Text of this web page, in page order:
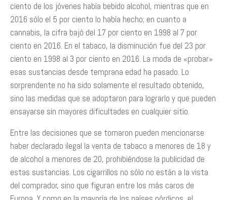
ciento de los jóvenes había bebido alcohol, mientras que en
2016 sólo el 5 por ciento lo había hecho; en cuanto a
cannabis, la cifra bajó del 17 por ciento en 1998 al 7 por
ciento en 2016. En el tabaco, la disminución fue del 23 por
ciento en 1998 al 3 por ciento en 2016. La moda de «probar»
esas sustancias desde temprana edad ha pasado. Lo
sorprendente no ha sido solamente el resultado obtenido,
sino las medidas que se adoptaron para lograrlo y que pueden
ensayarse sin mayores dificultades en cualquier sitio.
Entre las decisiones que se tomaron pueden mencionarse
haber declarado ilegal la venta de tabaco a menores de 18 y
de alcohol a menores de 20, prohibiéndose la publicidad de
estas sustancias. Los cigarrillos no sólo no están a la vista
del comprador, sino que figuran entre los más caros de